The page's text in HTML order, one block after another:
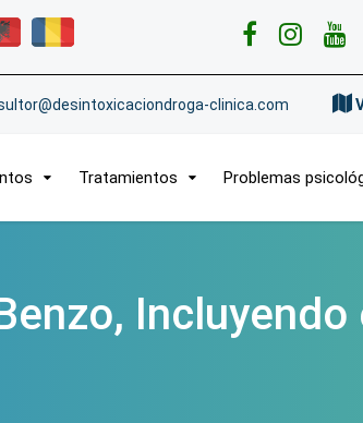
clinica.com
Tratamientos Problemas